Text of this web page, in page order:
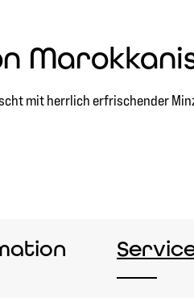
mit herrlich erfrischender